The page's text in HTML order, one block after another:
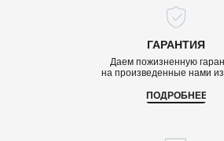
ГАРАНТИЯ
Даем пожизненную
на произведенные нами
ПОДРОБНЕЕ